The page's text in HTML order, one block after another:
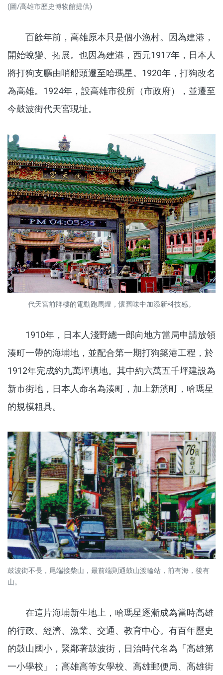
(圖/高雄市歷史博物館提供)
百餘年前，高雄原本只是個小漁村。因為建港，
開始蛻變、拓展。也因為建港，西元1917年，日本人
將打狗支廳由哨船頭遷至哈瑪星。1920年，打狗改名
為高雄。1924年，設高雄市役所（市政府），並遷至
今鼓波街代天宮現址。
代天宮前牌樓的電動跑馬燈，懷舊味中加添新科技感。
1910年，日本人淺野總一郎向地方當局申請放領
湊町一帶的海埔地，並配合第一期打狗築港工程，於
1912年完成約九萬坪填地。其中約六萬五千坪建設為
新市街地，日本人命名為湊町，加上新濱町，哈瑪星
的規模粗具。
鼓波街不長，尾端接柴山，最前端則通鼓山渡輪站，前有海，後有
山。
在這片海埔新生地上，哈瑪星逐漸成為當時高雄
的行政、經濟、漁業、交通、教育中心。有百年歷史
的鼓山國小，緊鄰著鼓波街，日治時代名為「高雄第
一小學校」；高雄高等女學校、高雄郵便局、高雄街